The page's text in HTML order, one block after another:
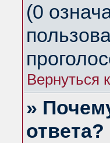
(0
Вернуться
»
ответа?